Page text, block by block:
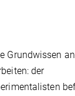
Grundwissen
der